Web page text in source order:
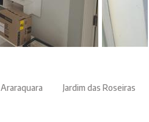
Araraquara Jardim das Roseiras